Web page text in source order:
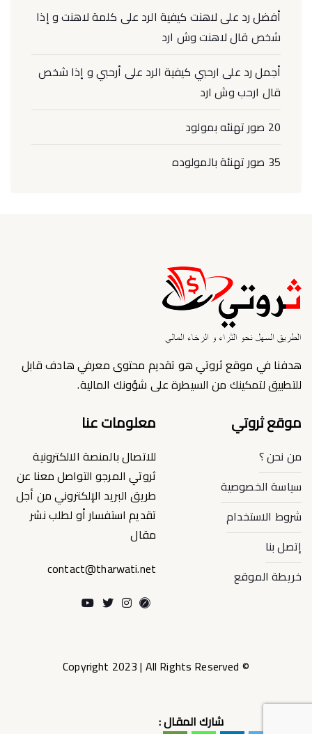
أفضل رد على لاهنت كيفية الرد على كلمة لاهنت و إذا
شخص قال لاهنت وش ارد
أجمل رد على ارحبي كيفية الرد على أرحبي و إذا شخص
قال ارحب وش ارد
20 صور تهنئه بمولود
35 صور تهنئة بالمولوده
هدفنا في موقع ثروتي هو تقديم محتوى معرفي هادف قابل
للتطبيق لتمكينك من السيطرة على شؤونك المالية.
موقع ثروتي
من نحن ؟
سياسة الخصوصية
شروط الاستخدام
إتصل بنا
خريطة الموقع
معلومات عنا
للاتصال بالمنصة الالكترونية
ثروتي المرجو التواصل معنا عن
طريق البريد الإلكتروني من أجل
تقديم استفسار أو لطلب نشر
مقال
contact@tharwati.net
© Copyright 2023 | All Rights Reserved
شارك المقال :